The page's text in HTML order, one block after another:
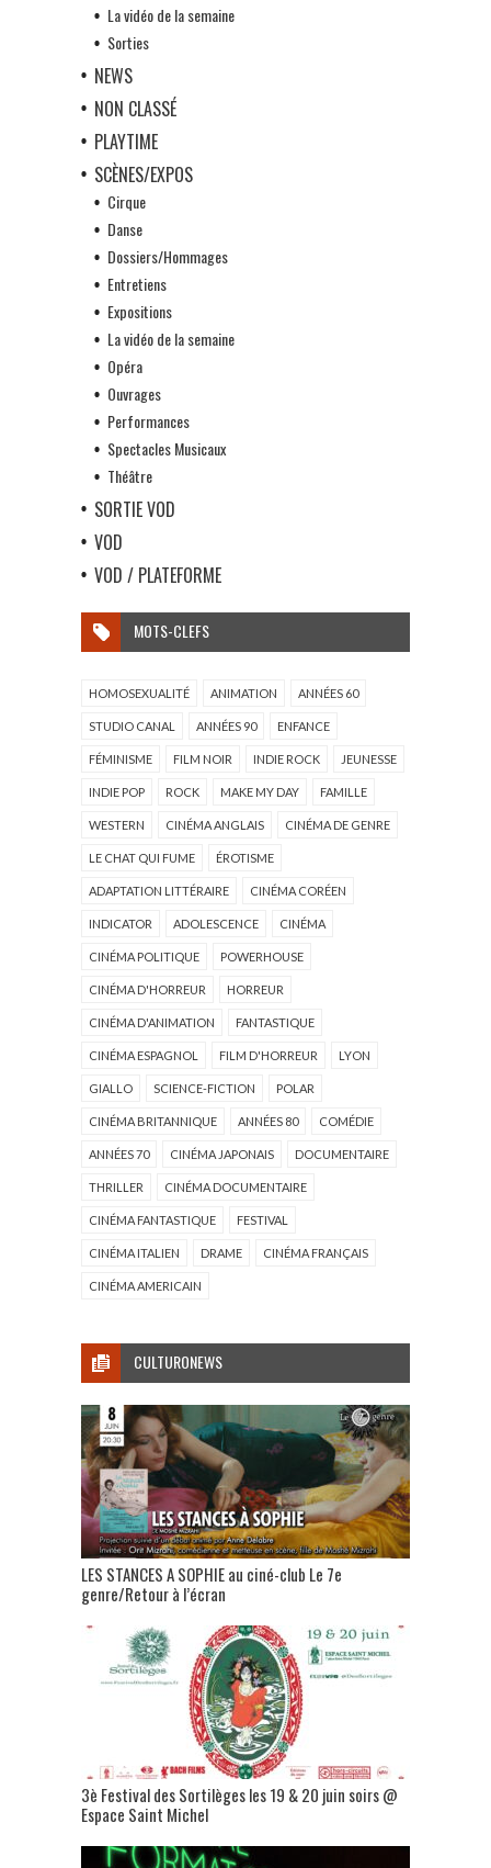
La vidéo de la semaine
Sorties
NEWS
NON CLASSÉ
PLAYTIME
SCÈNES/EXPOS
Cirque
Danse
Dossiers/Hommages
Entretiens
Expositions
La vidéo de la semaine
Opéra
Ouvrages
Performances
Spectacles Musicaux
Théâtre
SORTIE VOD
VOD
VOD / PLATEFORME
MOTS-CLEFS
HOMOSEXUALITÉ ANIMATION ANNÉES 60
STUDIO CANAL ANNÉES 90 ENFANCE
FÉMINISME FILM NOIR INDIE ROCK JEUNESSE
INDIE POP ROCK MAKE MY DAY FAMILLE
WESTERN CINÉMA ANGLAIS CINÉMA DE GENRE
LE CHAT QUI FUME ÉROTISME
ADAPTATION LITTÉRAIRE CINÉMA CORÉEN
INDICATOR ADOLESCENCE CINÉMA
CINÉMA POLITIQUE POWERHOUSE
CINÉMA D'HORREUR HORREUR
CINÉMA D'ANIMATION FANTASTIQUE
CINÉMA ESPAGNOL FILM D'HORREUR LYON
GIALLO SCIENCE-FICTION POLAR
CINÉMA BRITANNIQUE ANNÉES 80 COMÉDIE
ANNÉES 70 CINÉMA JAPONAIS DOCUMENTAIRE
THRILLER CINÉMA DOCUMENTAIRE
CINÉMA FANTASTIQUE FESTIVAL
CINÉMA ITALIEN DRAME CINÉMA FRANÇAIS
CINÉMA AMERICAIN
CULTURONEWS
LES STANCES A SOPHIE au ciné-club Le 7e
genre/Retour à l’écran
3è Festival des Sortilèges les 19 & 20 juin soirs @
Espace Saint Michel